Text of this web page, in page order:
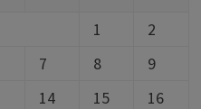
1
2
7 8
9
14 15
16